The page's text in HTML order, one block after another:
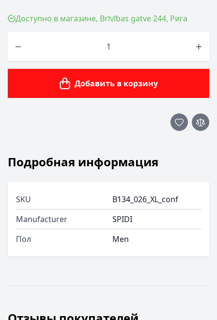
Доступно в магазине, Brīvības gatve 244, Рига
Добавить в корзину
Подробная информация
SKU
B134_026_XL_conf
Manufacturer
SPIDI
Пол
Men